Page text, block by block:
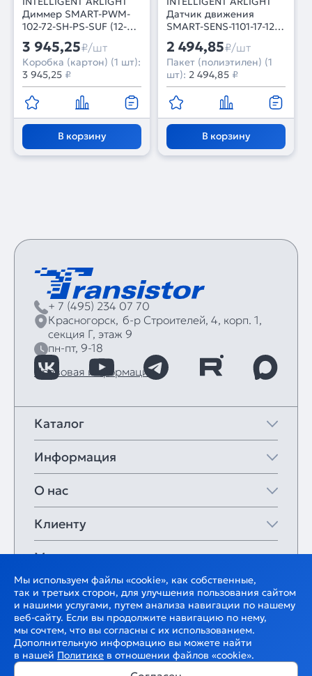
Диммер SMART-PWM-
102-72-SH-PS-SUF (12-
48V, 2x7A, 2.4G) (IARL,
Контроллер)
3 945,25₽/шт
Коробка (картон) (1 шт):
3 945,25 ₽
В корзину
Датчик движения
SMART-SENS-1101-17-12-
IN White (12-24V, 1x1.5A,
Switch) (IARL, IP20
Пластик, 5 лет)
2 494,85₽/шт
Пакет (полиэтилен) (1
шт): 2 494,85 ₽
В корзину
+ 7 (495) 234 07 70
Красногорск, б‑р Строителей, 4, корп. 1,
секция Г, этаж 9
пн-пт, 9-18
Правовая информация
Каталог
Информация
О нас
Клиенту
Мои закладки
Мы используем файлы «cookie», как собственные,
так и третьих сторон, для улучшения пользования сайтом
и нашими услугами, путем анализа навигации по нашему
веб-сайту. Если вы продолжите навигацию по нему,
мы сочтем, что вы согласны с их использованием.
Дополнительную информацию вы можете найти
в нашей Политике в отношении файлов «cookie».